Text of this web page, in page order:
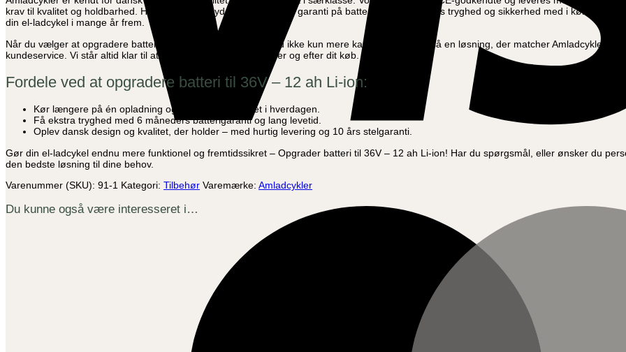
ion
(fra
standard
10,4
ah)
-
ved
af
ny
cykel
antal
krav til kvalitet og holdbarhed. Hvor mange udbydere ikke tilbyder garanti på batterier, får du hos os tryghed og sikkerhed med i købet.
din el-ladcykel i mange år frem.
Når du vælger at opgradere batteri til 36V – 12 ah Li-ion, får du ikke kun mere kapacitet, men også en løsning, der matcher Amladcyklers
kundeservice. Vi står altid klar til at hjælpe dig – både før, under og efter dit køb.
Fordele ved at opgradere batteri til 36V – 12 ah Li-ion:
Kør længere på én opladning og få mere fleksibilitet i hverdagen.
Få ekstra tryghed med 6 måneders batterigaranti og lang levetid.
Oplev dansk design og kvalitet, der holder – med hurtig levering og 10 års stelgaranti.
Gør din el-ladcykel endnu mere funktionel og fremtidssikret – Opgrader batteri til 36V – 12 ah Li-ion! Har du spørgsmål, eller ønsker du
den bedste løsning til dine behov.
Varenummer (SKU): 91-1 Kategori: Tilbehør Varemærke: Amladcykler
Du kunne også være interesseret i…